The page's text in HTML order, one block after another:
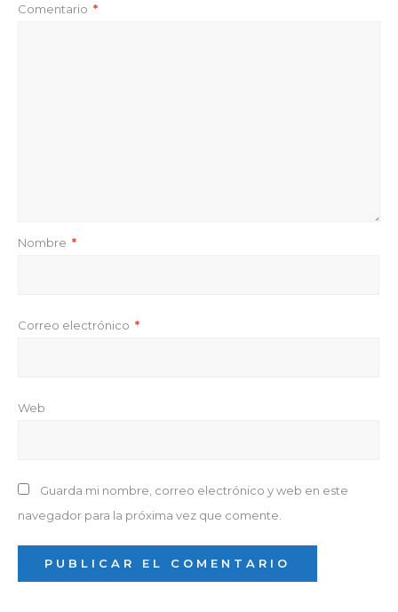
Comentario *
Nombre *
Correo electrónico *
Web
Guarda mi nombre, correo electrónico y web en este
navegador para la próxima vez que comente.